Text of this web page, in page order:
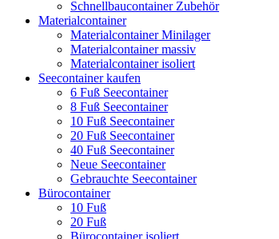
Schnellbaucontainer Zubehör
Materialcontainer
Materialcontainer Minilager
Materialcontainer massiv
Materialcontainer isoliert
Seecontainer kaufen
6 Fuß Seecontainer
8 Fuß Seecontainer
10 Fuß Seecontainer
20 Fuß Seecontainer
40 Fuß Seecontainer
Neue Seecontainer
Gebrauchte Seecontainer
Bürocontainer
10 Fuß
20 Fuß
Bürocontainer isoliert